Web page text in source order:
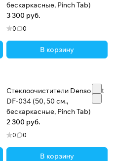
бескаркасные, Pinch Tab)
3 300 руб.
0 0
В корзину
Стеклоочистители Denso Flat
DF-034 (50, 50 см.,
бескаркасные, Pinch Tab)
2 300 руб.
0 0
В корзину